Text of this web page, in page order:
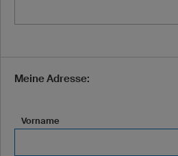
Meine Adresse:
Vorname